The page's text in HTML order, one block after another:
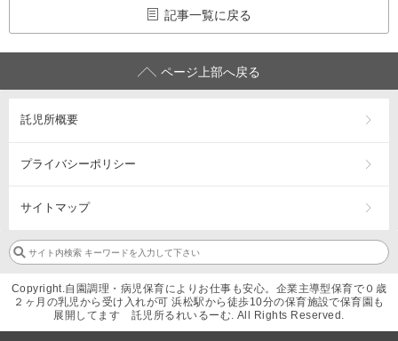
記事一覧に戻る
ページ上部へ戻る
託児所概要
プライバシーポリシー
サイトマップ
Copyright.自園調理・病児保育によりお仕事も安心。企業主導型保育で０歳
２ヶ月の乳児から受け入れが可 浜松駅から徒歩10分の保育施設で保育園も
展開してます 託児所るれいるーむ. All Rights Reserved.